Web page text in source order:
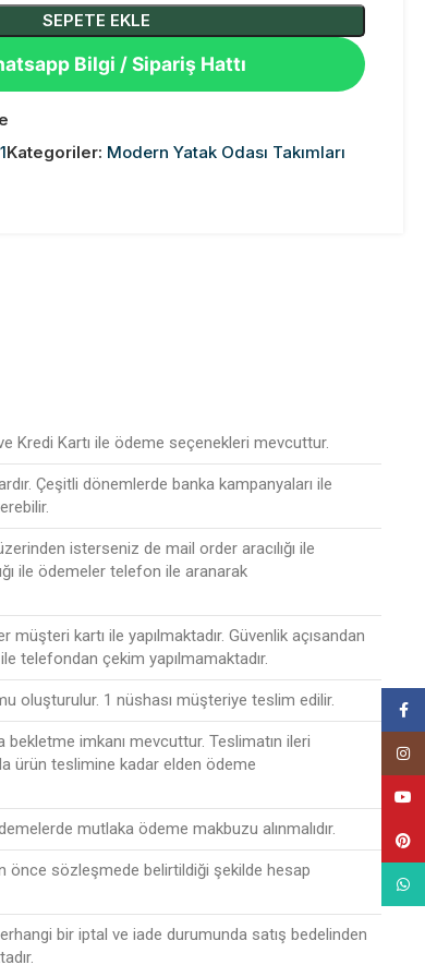
SEPETE EKLE
Bilgi / Sipariş Hattı
Kategoriler: Modern Yatak Odası Takımları
Kredi Kartı ile ödeme seçenekleri mevcuttur.
Çeşitli dönemlerde banka kampanyaları ile
isterseniz de mail order aracılığı ile
ile ödemeler telefon ile aranarak
kartı ile yapılmaktadır. Güvenlik açısandan
telefondan çekim yapılmamaktadır.
oluşturulur. 1 nüshası müşteriye teslim edilir.
imkanı mevcuttur. Teslimatın ileri
ürün teslimine kadar elden ödeme
mutlaka ödeme makbuzu alınmalıdır.
önce sözleşmede belirtildiği şekilde hesap
bir iptal ve iade durumunda satış bedelinden